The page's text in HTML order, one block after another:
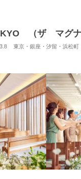
（ザ マグ
口コミ評価
3.8 東京・銀座・汐留・浜松町・品川・上野